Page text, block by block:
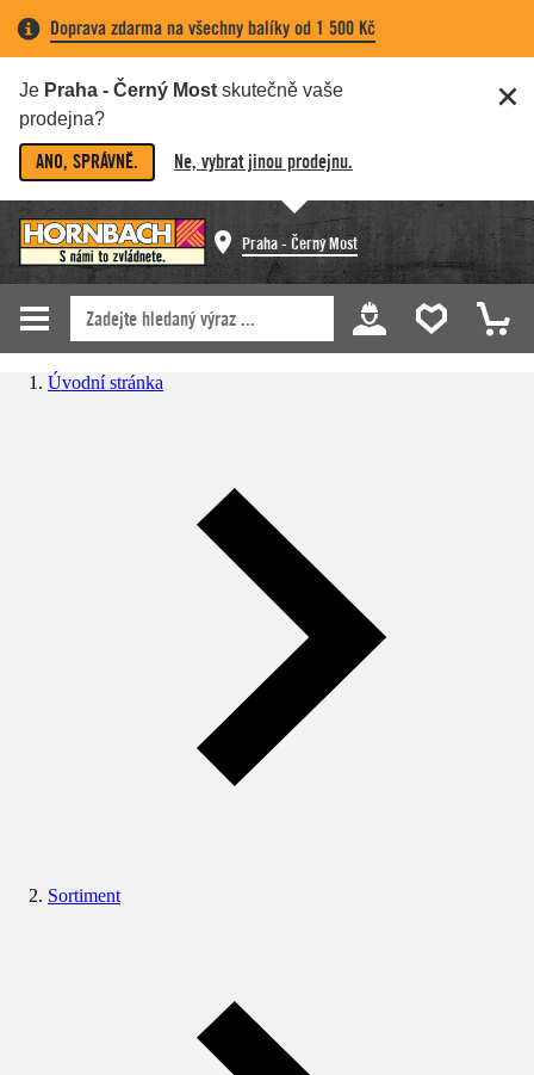
Doprava zdarma na všechny balíky od 1 500 Kč
Je Praha - Černý Most skutečně vaše
prodejna?
ANO, SPRÁVNĚ. Ne, vybrat jinou prodejnu.
Praha - Černý Most
Úvodní stránka
Sortiment